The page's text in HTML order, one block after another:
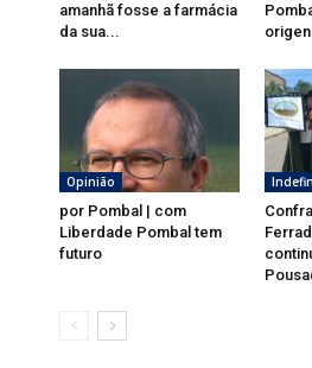
amanhã fosse a farmácia
da sua...
Opinião
por Pombal | com
Liberdade Pombal tem
futuro